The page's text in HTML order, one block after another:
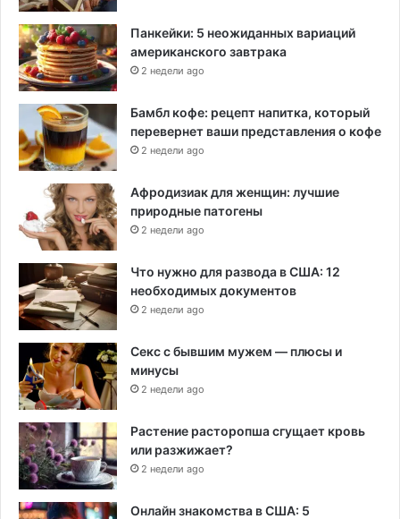
Панкейки: 5 неожиданных вариаций
американского завтрака
2 недели ago
Бамбл кофе: рецепт напитка, который
перевернет ваши представления о кофе
2 недели ago
Афродизиак для женщин: лучшие
природные патогены
2 недели ago
Что нужно для развода в США: 12
необходимых документов
2 недели ago
Секс с бывшим мужем — плюсы и
минусы
2 недели ago
Растение расторопша сгущает кровь
или разжижает?
2 недели ago
Онлайн знакомства в США: 5